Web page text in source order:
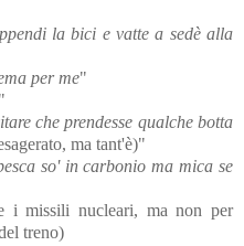
la bici e vatte a sedè alla
per me"
"
che prendesse qualche botta
ma tant'è)"
so' in carbonio ma mica se
i missili nucleari, ma non per
treno)